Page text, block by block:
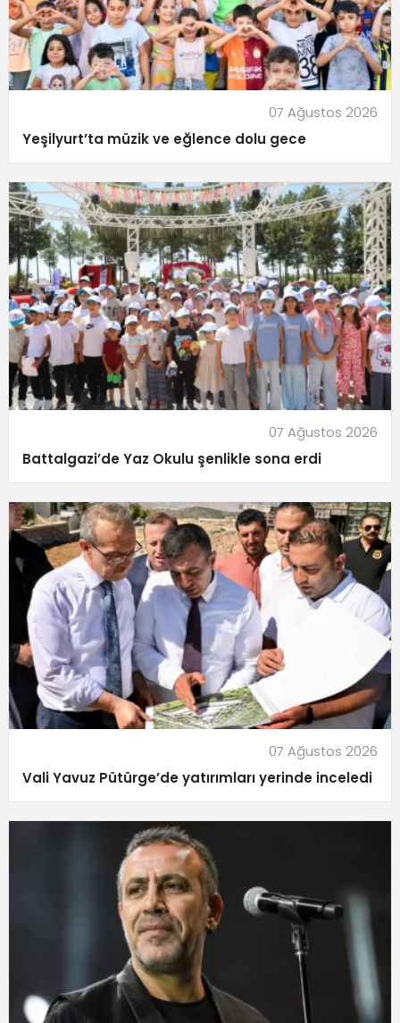
07 Ağustos 2026
Yeşilyurt’ta müzik ve eğlence dolu gece
07 Ağustos 2026
Battalgazi’de Yaz Okulu şenlikle sona erdi
07 Ağustos 2026
Vali Yavuz Pütürge’de yatırımları yerinde inceledi